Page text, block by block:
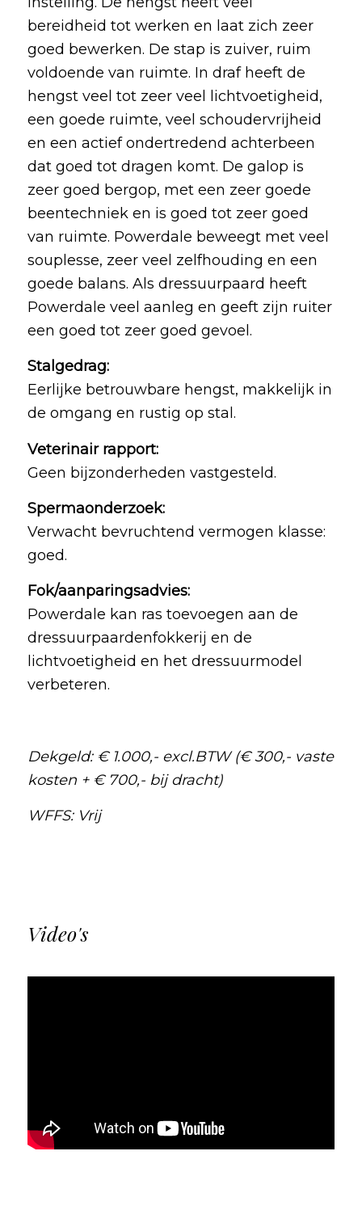
bereidheid tot werken en laat zich zeer
goed bewerken. De stap is zuiver, ruim
voldoende van ruimte. In draf heeft de
hengst veel tot zeer veel lichtvoetigheid,
een goede ruimte, veel schoudervrijheid
en een actief ondertredend achterbeen
dat goed tot dragen komt. De galop is
zeer goed bergop, met een zeer goede
beentechniek en is goed tot zeer goed
van ruimte. Powerdale beweegt met veel
souplesse, zeer veel zelfhouding en een
goede balans. Als dressuurpaard heeft
Powerdale veel aanleg en geeft zijn ruiter
een goed tot zeer goed gevoel.
Stalgedrag:
Eerlijke betrouwbare hengst, makkelijk in
de omgang en rustig op stal.
Veterinair rapport:
Geen bijzonderheden vastgesteld.
Spermaonderzoek:
Verwacht bevruchtend vermogen klasse:
goed.
Fok/aanparingsadvies:
Powerdale kan ras toevoegen aan de
dressuurpaardenfokkerij en de
lichtvoetigheid en het dressuurmodel
verbeteren.
Dekgeld: € 1.000,- excl.BTW (€ 300,- vaste
kosten + € 700,- bij dracht)
WFFS: Vrij
Video's